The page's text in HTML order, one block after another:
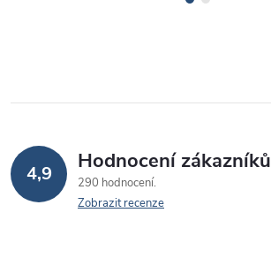
4,9 Hodnocení zákazníků
290 hodnocení
Zobrazit recenze